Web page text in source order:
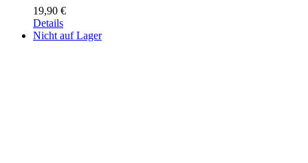
19,90 €
Details
Nicht auf Lager